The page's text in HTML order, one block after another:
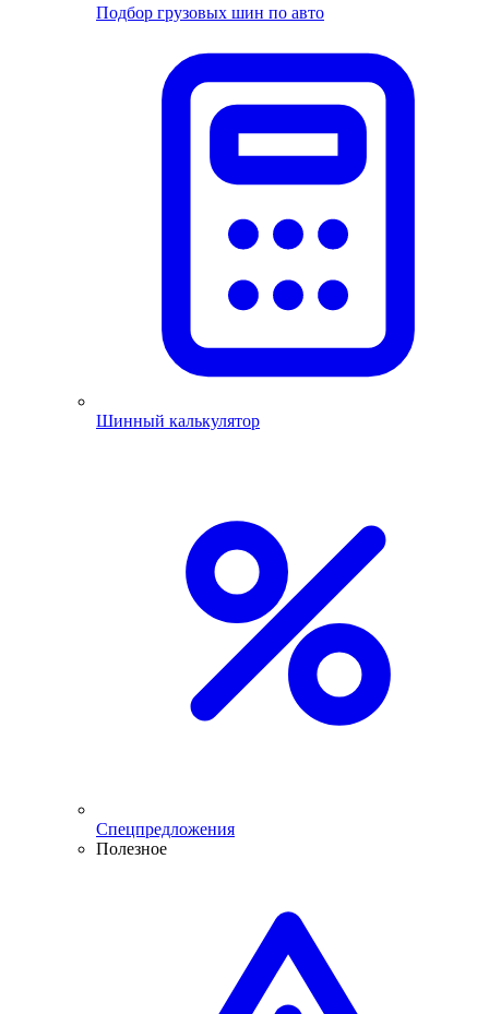
Подбор грузовых шин по авто
Шинный калькулятор
Спецпредложения
Полезное